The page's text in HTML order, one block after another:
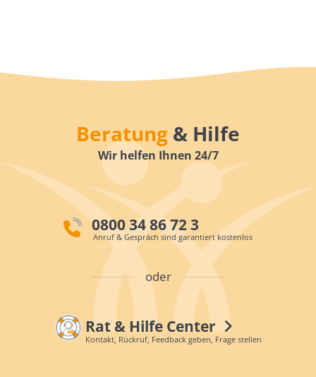
Beratung & Hilfe
Wir helfen Ihnen 24/7
0800 34 86 72 3
Anruf & Gespräch sind garantiert kostenlos
oder
Rat & Hilfe Center
Kontakt, Rückruf, Feedback geben, Frage stellen